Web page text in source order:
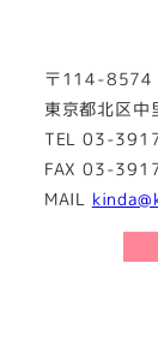
〒114-8574
東京都北区
TEL 03-
FAX 03-
MAIL